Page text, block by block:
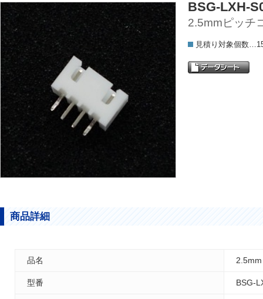
BSG-LXH-
2.5mmピッチ
見積り対象個数
商品詳細
品名
型番 BSG-